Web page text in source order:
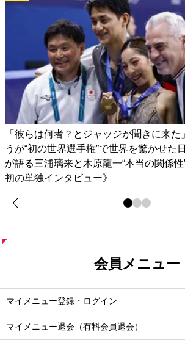
「彼らは何者？とジャッジが聞きに来た
うが“初の世界選手権”で世界を驚かせた
が語る三浦璃来と木原龍一“本当の関係性
初の単独インタビュー》
会員メニュー
マイメニュー登録・ログイン
マイメニュー退会（有料会員退会）